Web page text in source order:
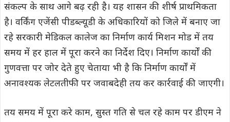
संकल्प के साथ आगे बढ़ रही है। यह शासन की शीर्ष प्राथमिकता
है। वर्किंग एजेंसी पीडब्ल्यूडी के अधिकारियों को जिले में बनाए जा
रहे सरकारी मेडिकल कालेज का निर्माण कार्य मिशन मोड में तय
समय में हर हाल में पूरा करने का निर्देश दिए। निर्माण कार्यों की
गुणवत्ता पर जोर देते हुए चेताया भी है कि निर्माण कार्यों में
अनावश्यक लेटलतीफी पर जवाबदेही तय कर कार्रवाई की जाएगी।
तय समय में पूरा करे काम, सुस्त गति से चल रहे काम पर डीएम ने